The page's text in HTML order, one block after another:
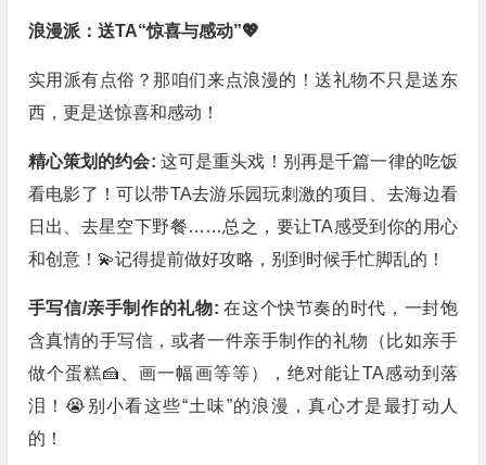
浪漫派：送TA“惊喜与感动”💖
实用派有点俗？那咱们来点浪漫的！送礼物不只是送东
西，更是送惊喜和感动！
精心策划的约会: 这可是重头戏！别再是千篇一律的吃饭
看电影了！可以带TA去游乐园玩刺激的项目、去海边看
日出、去星空下野餐……总之，要让TA感受到你的用心
和创意！💫记得提前做好攻略，别到时候手忙脚乱的！
手写信/亲手制作的礼物:在这个快节奏的时代，一封饱
含真情的手写信，或者一件亲手制作的礼物（比如亲手
做个蛋糕🍰、画一幅画等等），绝对能让TA感动到落
泪！😭别小看这些“土味”的浪漫，真心才是最打动人
的！